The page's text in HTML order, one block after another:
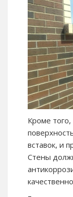
Кроме
вставок, и
Стены